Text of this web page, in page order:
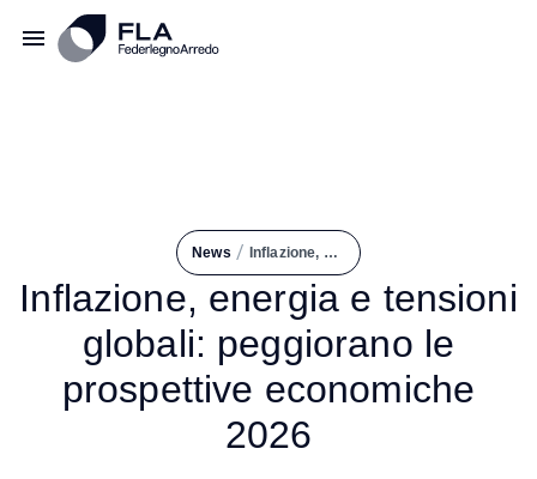
News / Inflazione, Energia e Tensioni Globali: Peggiorano Le Prospettive Economiche 2026
Inflazione, energia e tensioni
globali: peggiorano le
prospettive economiche
2026